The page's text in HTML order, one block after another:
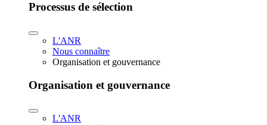
Processus de sélection
L'ANR
Nous connaître
Organisation et gouvernance
Organisation et gouvernance
L'ANR